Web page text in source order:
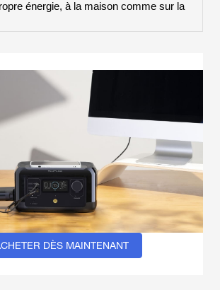
énergie, à la maison comme sur la
DÈS MAINTENANT